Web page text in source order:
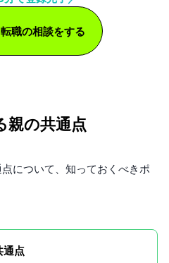
職の相談をする
親の共通点
について、知っておくべきポ
通点